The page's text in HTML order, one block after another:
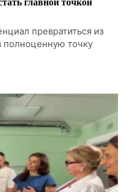
превратиться из
полноценную точку